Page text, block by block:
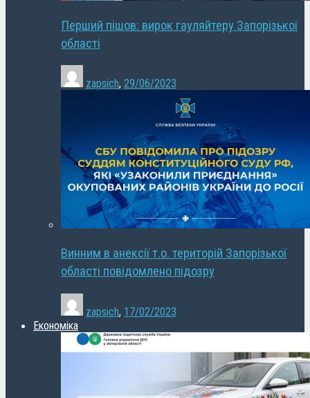
Перший пішов: вирок гауляйтеру Запорізької
області
zapsich, 29/06/2023
Винним в анексії т.о. територій Запорізької
області повідомлено підозру
zapsich, 17/02/2023
Економіка